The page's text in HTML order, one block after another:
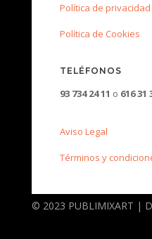
Política de privacidad
Política de Cookies
TELÉFONOS
93 734 24 11 o 616 31
Aviso Legal
Términos y
© 2023 PUBLIMIXART |